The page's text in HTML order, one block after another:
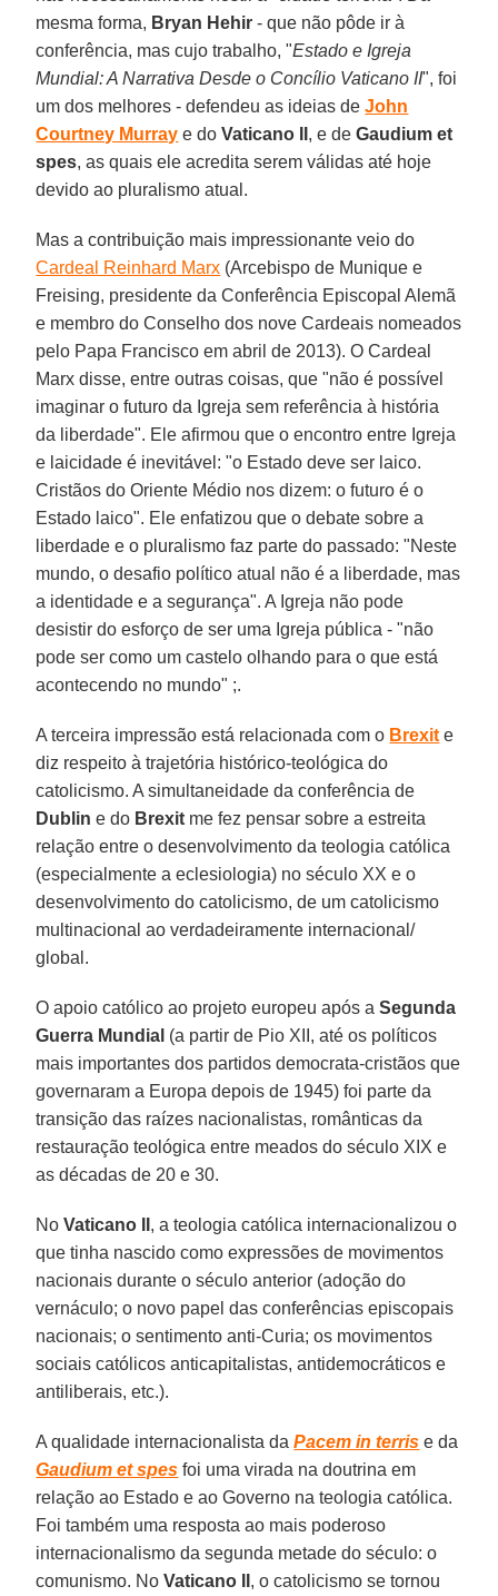
mesma forma, Bryan Hehir - que não pôde ir à
conferência, mas cujo trabalho, "Estado e Igreja
Mundial: A Narrativa Desde o Concílio Vaticano II", foi
um dos melhores - defendeu as ideias deJohn
Courtney Murray e do Vaticano II , e deGaudium et
spes, as quais ele acredita serem válidas até hoje
devido ao pluralismo atual.
Mas a contribuição mais impressionante veio do
Cardeal Reinhard Marx (Arcebispo de Munique e
Freising, presidente da Conferência Episcopal Alemã
e membro do Conselho dos nove Cardeais nomeados
pelo Papa Francisco em abril de 2013). O Cardeal
Marx disse, entre outras coisas, que "não é possível
imaginar o futuro da Igreja sem referência à história
da liberdade". Ele afirmou que o encontro entre Igreja
e laicidade é inevitável: "o Estado deve ser laico.
Cristãos do Oriente Médio nos dizem: o futuro é o
Estado laico". Ele enfatizou que o debate sobre a
liberdade e o pluralismo faz parte do passado: "Neste
mundo, o desafio político atual não é a liberdade, mas
a identidade e a segurança". A Igreja não pode
desistir do esforço de ser uma Igreja pública - "não
pode ser como um castelo olhando para o que está
acontecendo no mundo" ;.
A terceira impressão está relacionada com o Brexit e
diz respeito à trajetória histórico-teológica do
catolicismo. A simultaneidade da conferência de
Dublin e do Brexit me fez pensar sobre a estreita
relação entre o desenvolvimento da teologia católica
(especialmente a eclesiologia) no século XX e o
desenvolvimento do catolicismo, de um catolicismo
multinacional ao verdadeiramente internacional/
global.
O apoio católico ao projeto europeu após aSegunda
Guerra Mundial (a partir de Pio XII, até os políticos
mais importantes dos partidos democrata-cristãos que
governaram a Europa depois de 1945) foi parte da
transição das raízes nacionalistas, românticas da
restauração teológica entre meados do século XIX e
as décadas de 20 e 30.
NoVaticano II , a teologia católica internacionalizou o
que tinha nascido como expressões de movimentos
nacionais durante o século anterior (adoção do
vernáculo; o novo papel das conferências episcopais
nacionais; o sentimento anti-Curia; os movimentos
sociais católicos anticapitalistas, antidemocráticos e
antiliberais, etc.).
A qualidade internacionalista daPacem in terris e da
Gaudium et spes foi uma virada na doutrina em
relação ao Estado e ao Governo na teologia católica.
Foi também uma resposta ao mais poderoso
internacionalismo da segunda metade do século: o
comunismo. NoVaticano II , o catolicismo se tornou